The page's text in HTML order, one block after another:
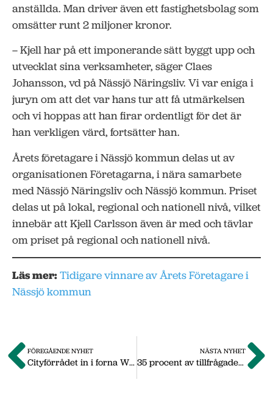
anställda. Man driver även ett fastighetsbolag som
omsätter runt 2 miljoner kronor.
– Kjell har på ett imponerande sätt byggt upp och
utvecklat sina verksamheter, säger Claes
Johansson, vd på Nässjö Näringsliv. Vi var eniga i
juryn om att det var hans tur att få utmärkelsen
och vi hoppas att han firar ordentligt för det är
han verkligen värd, fortsätter han.
Årets företagare i Nässjö kommun delas ut av
organisationen Företagarna, i nära samarbete
med Nässjö Näringsliv och Nässjö kommun. Priset
delas ut på lokal, regional och nationell nivå, vilket
innebär att Kjell Carlsson även är med och tävlar
om priset på regional och nationell nivå.
Läs mer:Tidigare vinnare av Årets Företagare i
Nässjö kommun
FÖREGÅENDE NYHET
Cityförrådet in i forna Willys-fastigheten
NÄSTA NYHET
35 procent av tillfrågade Nässjöföretag behöver nyanställa